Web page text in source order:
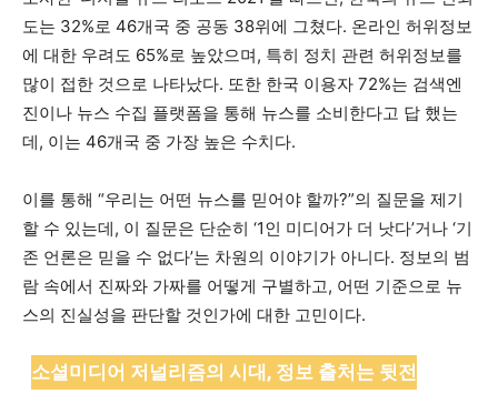
도는 32%로 46개국 중 공동 38위에 그쳤다. 온라인 허위정보
에 대한 우려도 65%로 높았으며, 특히 정치 관련 허위정보를
많이 접한 것으로 나타났다. 또한 한국 이용자 72%는 검색엔
진이나 뉴스 수집 플랫폼을 통해 뉴스를 소비한다고 답 했는
데, 이는 46개국 중 가장 높은 수치다.
이를 통해 “우리는 어떤 뉴스를 믿어야 할까?”의 질문을 제기
할 수 있는데, 이 질문은 단순히 ‘1인 미디어가 더 낫다’거나 ‘기
존 언론은 믿을 수 없다’는 차원의 이야기가 아니다. 정보의 범
람 속에서 진짜와 가짜를 어떻게 구별하고, 어떤 기준으로 뉴
스의 진실성을 판단할 것인가에 대한 고민이다.
소셜미디어 저널리즘의 시대, 정보 출처는 뒷전